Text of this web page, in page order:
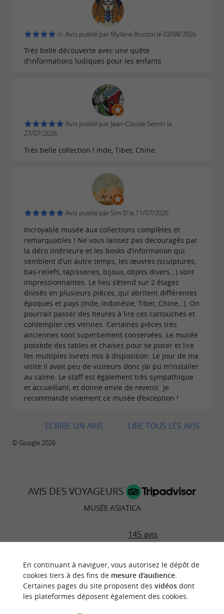
culture, pédagogie et dépaysement
d'un séjour au Pays basque ou pour une
découverte locale enrichissante.
Avis publié par Mylène Bozzini le 03/08/2026
Très belle découverte avec une quête
d'informations ludiques pour les enfants
Avis publié par Jean-Claude Semin le
27/07/2026
Très belle collection ! Inde, Tibet, Chine.
Avis publié par Sim D le 11/07/2026
Incroyable musée aux collections complètes et
remarquables ! Ne vous laissez pas découragés par
la déco intérieure et les books d’information qui
semblent d’un autre temps, les œuvres (sculptures,
bas-reliefs, tapisseries, bijoux, objets divers…) sont
impressionnantes. Le lieu s’étend sur 2 étages
divisés en plusieurs pièces, qui abritent différentes
époques et pays (Inde, Indonésie, Tibet, Chine…). On
pourrait passer des heures à lire ces cartouches et
contempler ces vitrines. Certaines pièces très
anciennes sont superbement conservées. Le musée
possède des tables et chaises pour se poser et lire
les multiples livrets mis à disposition. Le jour de ma
visite il avait peu de visiteurs donc j’ai pu m’installer
au calme. Le staff est également très sympathique
et accueillant, et donne envie de revenir. Je
recommande vivement ce musée d’exception !
LIRE TOUS LES AVIS
ECRIRE UN AVIS
© Google 2026
AVIS DES VOYAGEURS
MUSÉE ASIATICA
145 avis
"merveilleux"
Avis publié par yves l le 11/04/2026
Très belle expérience et très belle collection
En continuant à naviguer, vous autorisez le dépôt de
cookies tiers à des fins de mesure d'audience.
Certaines pages du site proposent des vidéosdont
les plateformes déposent également des cookies.